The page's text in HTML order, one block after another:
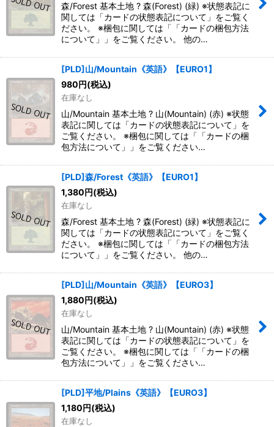
森/Forest 基本土地 ? 森(Forest) (緑) ※状態表記に
関しては「カードの状態表記について」をご覧く
ださい。 ※梱包に関しては「「カードの梱包方法
について」」をご覧ください。 他の…
[PLD]山/Mountain《英語》【EURO1】
980円(税込)
在庫なし
山/Mountain 基本土地 ? 山(Mountain) (赤) ※状態
表記に関しては「カードの状態表記について」を
ご覧ください。 ※梱包に関しては「「カードの梱
包方法について」」をご覧ください…
[PLD]森/Forest《英語》【EURO1】
1,380円(税込)
在庫なし
森/Forest 基本土地 ? 森(Forest) (緑) ※状態表記に
関しては「カードの状態表記について」をご覧く
ださい。 ※梱包に関しては「「カードの梱包方法
について」」をご覧ください。 他の…
[PLD]山/Mountain《英語》【EURO3】
1,880円(税込)
在庫なし
山/Mountain 基本土地 ? 山(Mountain) (赤) ※状態
表記に関しては「カードの状態表記について」を
ご覧ください。 ※梱包に関しては「「カードの梱
包方法について」」をご覧ください…
[PLD]平地/Plains《英語》【EURO3】
1,180円(税込)
在庫なし